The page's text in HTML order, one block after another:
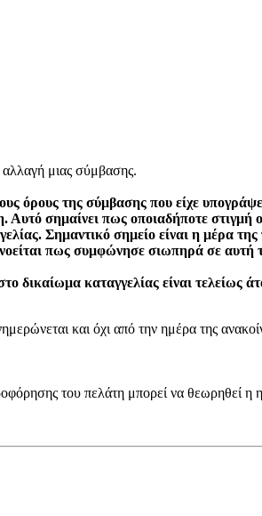
μιας σύμβασης.
όρους της σύμβασης που είχε
Αυτό σημαίνει πως οποιαδήποτε
Σημαντικό σημείο είναι η μέρα
πως συμφώνησε σιωπηρά σε αυτή
δικαίωμα καταγγελίας είναι
και όχι από την ημέρα της
του πελάτη μπορεί να θεωρηθεί η